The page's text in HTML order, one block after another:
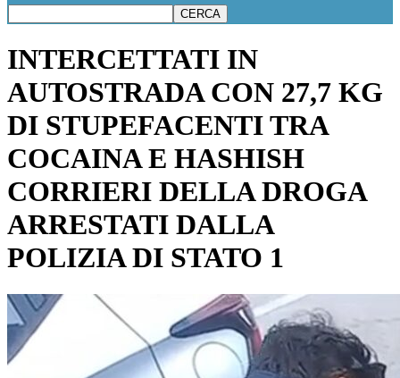
INTERCETTATI IN
AUTOSTRADA CON 27,7 KG
DI STUPEFACENTI TRA
COCAINA E HASHISH
CORRIERI DELLA DROGA
ARRESTATI DALLA
POLIZIA DI STATO 1